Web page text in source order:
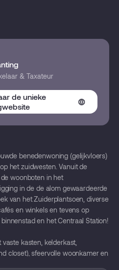
& Taxateur
de unieke
benedenwoning (gelijkvloers)
het zuidwesten. Vanuit de
woonboten in het
in de de alom gewaardeerde
van het Zuiderplantsoen, diverse
en winkels en tevens op
en het Centraal Station!
kasten, kelderkast,
closet), sfeervolle woonkamer en